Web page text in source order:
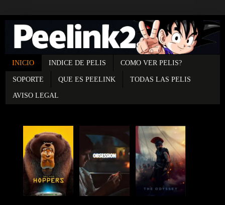
INICIO INDICE DE PELIS COMO VER PELIS?
SOPORTE QUE ES PEELINK TODAS LAS PELIS
AVISO LEGAL